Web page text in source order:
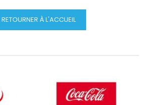
RETOURNER À L'ACCUEIL